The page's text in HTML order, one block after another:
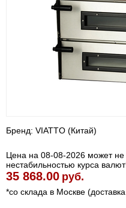
Бренд: VIATTO (Китай)
Цена на 08-08-2026 может не
нестабильностью курса
35 868.00 руб.
*со склада в Москве